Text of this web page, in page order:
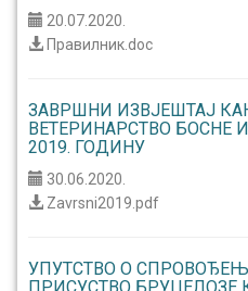
20.07.2020.
Правилник.doc
ЗАВРШНИ ИЗВЈЕШТАЈ
ВЕТЕРИНАРСТВО БОСНЕ
2019. ГОДИНУ
30.06.2020.
Zavrsni2019.pdf
УПУТСТВO О